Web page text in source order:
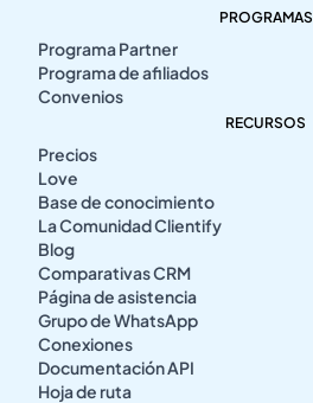
PROGRAMAS
Programa Partner
Programa de afiliados
Convenios
RECURSOS
Precios
Love
Base de conocimiento
La Comunidad Clientify
Blog
Comparativas CRM
Página de asistencia
Grupo de WhatsApp
Conexiones
Documentación API
Hoja de ruta